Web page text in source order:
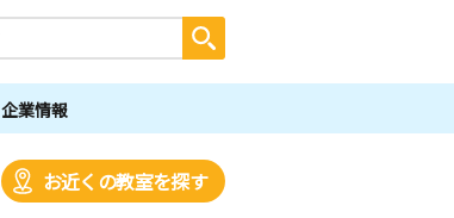
企業情報
お近くの教室を探す